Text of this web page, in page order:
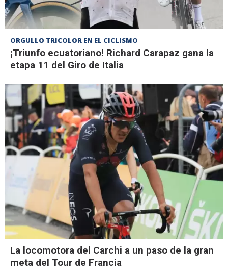
ORGULLO TRICOLOR EN EL CICLISMO
¡Triunfo ecuatoriano! Richard Carapaz gana la
etapa 11 del Giro de Italia
La locomotora del Carchi a un paso de la gran
meta del Tour de Francia